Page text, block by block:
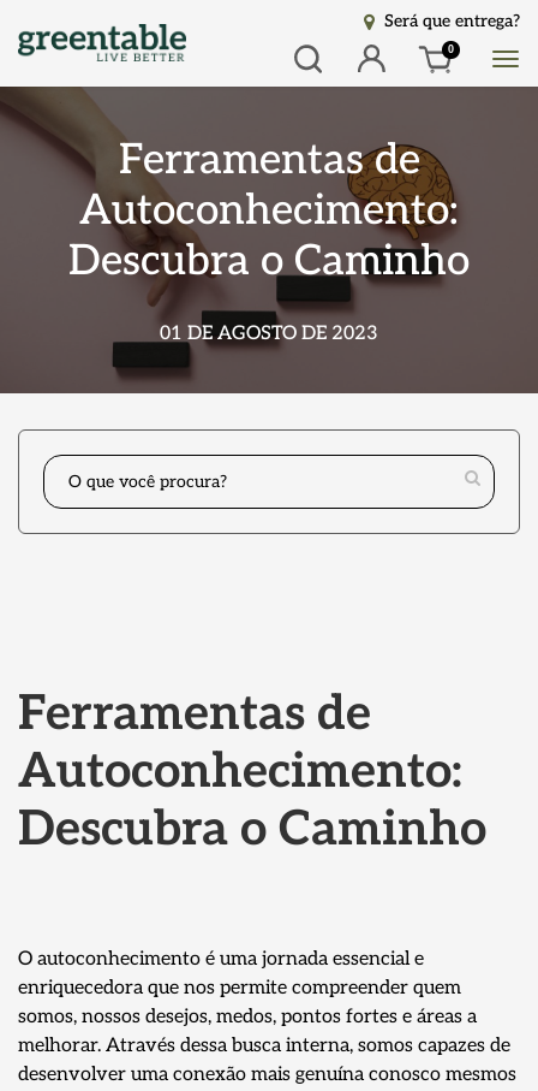
Será que entrega?
Busca
Entrar 0
Ferramentas de
Autoconhecimento:
Descubra o Caminho
01 DE AGOSTO DE 2023
Ferramentas de
Autoconhecimento:
Descubra o Caminho
O autoconhecimento é uma jornada essencial e
enriquecedora que nos permite compreender quem
somos, nossos desejos, medos, pontos fortes e áreas a
melhorar. Através dessa busca interna, somos capazes de
desenvolver uma conexão mais genuína conosco mesmos